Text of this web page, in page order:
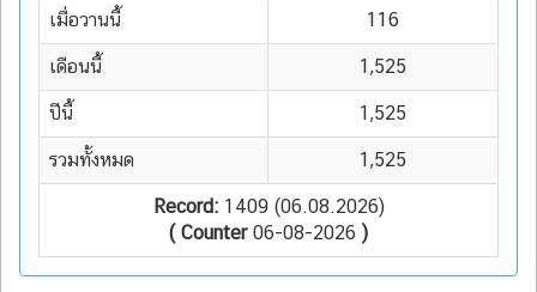
เมื่อวานนี้ 116
เดือนนี้ 1,525
ปีนี้ 1,525
รวมทั้งหมด 1,525
Record:1409 (06.08.2026)
( Counter06-08-2026 )